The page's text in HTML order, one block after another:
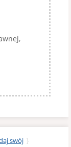
swój }